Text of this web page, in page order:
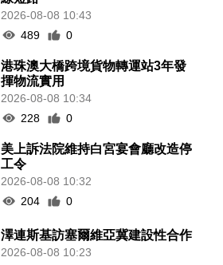
2026-08-08 10:43
489
0
港珠澳大橋跨境貨物轉運站3年發
揮物流實用
2026-08-08 10:34
228
0
美上訴法院維持白宮宴會廳改造停
工令
2026-08-08 10:32
204
0
澤連斯基訪塞爾維亞冀建設性合作
2026-08-08 10:23